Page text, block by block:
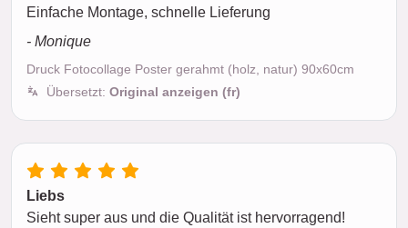
Einfache Montage, schnelle Lieferung
- Monique
Druck Fotocollage Poster gerahmt (holz, natur) 90x60cm
Übersetzt: Original anzeigen (fr)
Liebs
Sieht super aus und die Qualität ist hervorragend!